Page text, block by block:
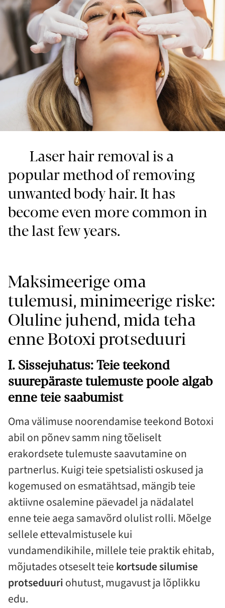
Laser hair removal is a
popular method of removing
unwanted body hair. It has
become even more common in
the last few years.
Maksimeerige oma
tulemusi, minimeerige riske:
Oluline juhend, mida teha
enne Botoxi protseduuri
I. Sissejuhatus: Teie teekond
suurepäraste tulemuste poole algab
enne teie saabumist
Oma välimuse noorendamise teekond Botoxi
abil on põnev samm ning tõeliselt
erakordsete tulemuste saavutamine on
partnerlus. Kuigi teie spetsialisti oskused ja
kogemused on esmatähtsad, mängib teie
aktiivne osalemine päevadel ja nädalatel
enne teie aega samavõrd olulist rolli. Mõelge
sellele ettevalmistusele kui
vundamendikihile, millele teie praktik ehitab,
mõjutades otseselt teiekortsude silumise
protseduuriohutust, mugavust ja lõplikku
edu.